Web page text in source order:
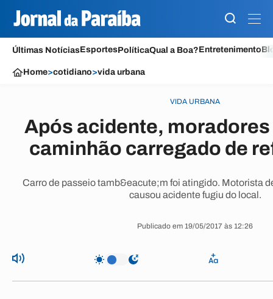
Últimas NotíciasEsportesPolíticaQual a Boa?Entretenimento
Home>cotidiano>vida urbana
VIDA URBANA
Após acidente,
caminhão carregado de
Carro de passeio tamb&eacute;m foi atingido. Motorista
causou acidente fugiu do local.
Publicado em 19/05/2017 às 12:26